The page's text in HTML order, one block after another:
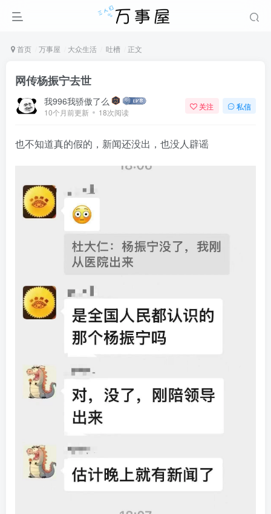
首页 万事屋 大众生活 吐槽 正文
网传杨振宁去世
我996我骄傲了么
10个月前更新 18次阅读
关注 私信
也不知道真的假的，新闻还没出，也没人辟谣